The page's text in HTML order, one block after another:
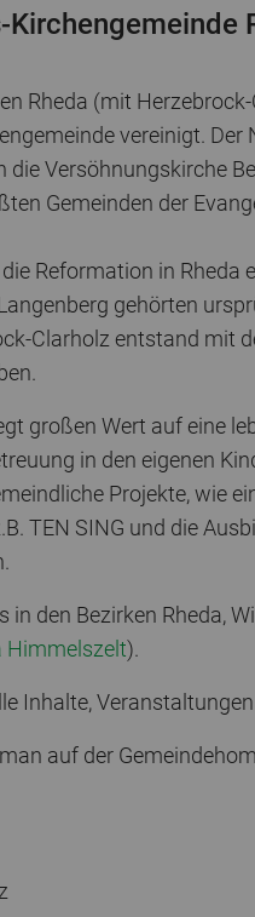
Rheda (mit
vereinigt.
Versöhnungskirche
Gemeinden der
Reformation in Rheda
gehörten
Clarholz entstand mit
großen Wert auf eine
in den eigenen
Projekte, wie
TEN SING und die
in den Bezirken Rheda,
Himmelszelt).
Inhalte,
auf der